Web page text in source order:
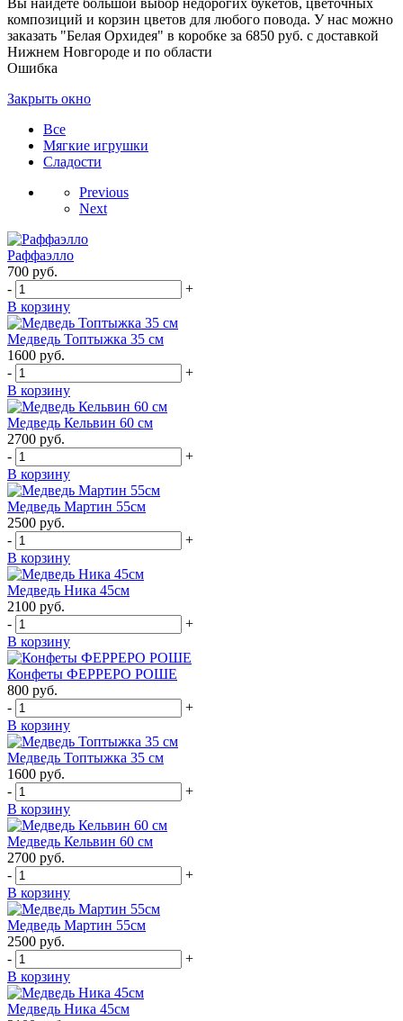
Вы найдете большой выбор недорогих букетов, цветочных
композиций и корзин цветов для любого повода. У нас можно
заказать "Белая Орхидея" в коробке за 6850 руб. с доставкой
Нижнем Новгороде и по области
Ошибка
Закрыть окно
Все
Мягкие игрушки
Сладости
Previous
Next
Раффаэлло
700 руб.
-
+
В корзину
Медведь Топтыжка 35 см
1600 руб.
-
+
В корзину
Медведь Кельвин 60 см
2700 руб.
-
+
В корзину
Медведь Мартин 55см
2500 руб.
-
+
В корзину
Медведь Ника 45см
2100 руб.
-
+
В корзину
Конфеты ФЕРРЕРО РОШЕ
800 руб.
-
+
В корзину
Медведь Топтыжка 35 см
1600 руб.
-
+
В корзину
Медведь Кельвин 60 см
2700 руб.
-
+
В корзину
Медведь Мартин 55см
2500 руб.
-
+
В корзину
Медведь Ника 45см